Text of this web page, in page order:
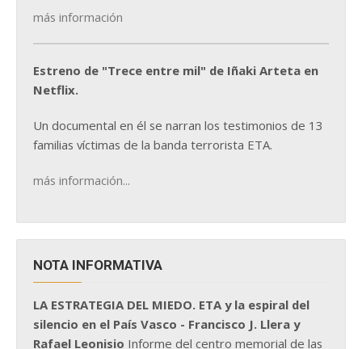
más información
Estreno de "Trece entre mil" de Iñaki Arteta en
Netflix.
Un documental en él se narran los testimonios de 13
familias víctimas de la banda terrorista ETA.
más información...
NOTA INFORMATIVA
LA ESTRATEGIA DEL MIEDO. ETA y la espiral del
silencio en el País Vasco - Francisco J. Llera y
Rafael Leonisio Informe del centro memorial de las